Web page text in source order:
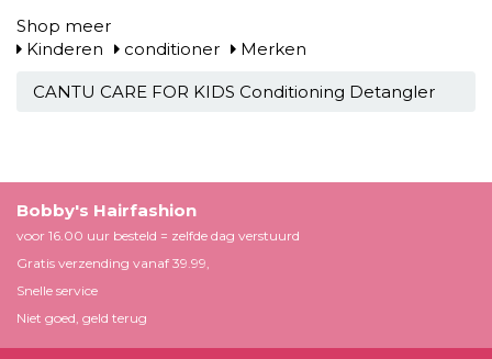
Shop meer
Kinderen
conditioner Merken
CANTU CARE FOR KIDS Conditioning Detangler
Bobby's Hairfashion
voor 16.00 uur besteld = zelfde dag verstuurd
Gratis verzending vanaf 39.99,
Snelle service
Niet goed, geld terug